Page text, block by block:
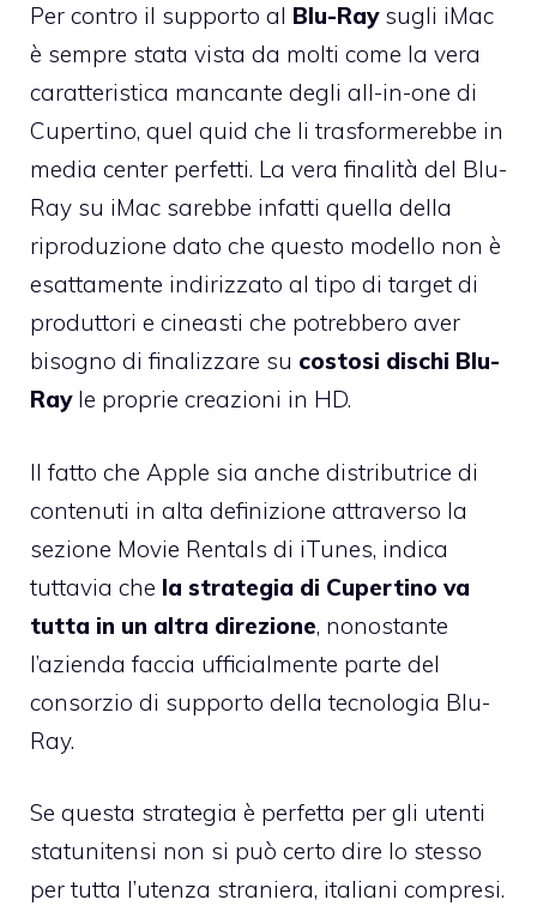
Per contro il supporto al Blu-Raysugli iMac
è sempre stata vista da molti come la vera
caratteristica mancante degli all-in-one di
Cupertino, quel quid che li trasformerebbe in
media center perfetti. La vera finalità del Blu-
Ray su iMac sarebbe infatti quella della
riproduzione dato che questo modello non è
esattamente indirizzato al tipo di target di
produttori e cineasti che potrebbero aver
bisogno di finalizzare su costosi dischi Blu-
Ray le proprie creazioni in HD.
Il fatto che Apple sia anche distributrice di
contenuti in alta definizione attraverso la
sezione Movie Rentals di iTunes, indica
tuttavia che la strategia di Cupertino va
tutta in un altra direzione, nonostante
l’azienda faccia ufficialmente parte del
consorzio di supporto della tecnologia Blu-
Ray.
Se questa strategia è perfetta per gli utenti
statunitensi non si può certo dire lo stesso
per tutta l’utenza straniera, italiani compresi.